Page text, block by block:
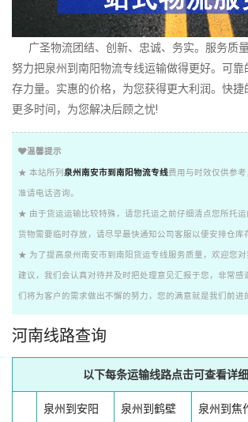
广圣物流团结、创新、忠诚、务实。服务质量
努力把泉州到南阳物流专线运输做得更好。可靠
存力量。实惠的价格，为您获得更大利润。快捷
更多时间，为您解决后顾之忧!
温馨提示
★ 本站所列 泉州南安市到南阳物流专线费用与时效仅供参
准请电话咨询。
★ 由于货运运输比较特殊，请您托运之前仔细清点您所托
货物需要临时存放，请尽早最快通知公司客服以便安排仓库
★ 为了提高泉州南安市到南阳货运专线服务质量，欢迎您
建议，我们会认真对待并及时把处理意见汇报于您，非常感
们将为客户的需求做出不懈的努力，您的满意就是我们前进
河南线路查询
以下每条运输线路点击可查看详
泉州到安阳
泉州到鹤壁
泉州到焦